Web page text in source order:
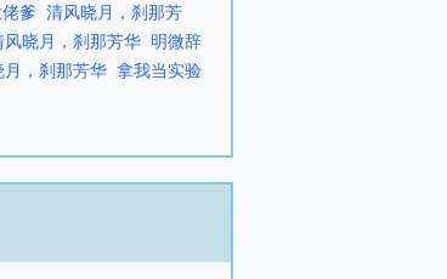
爹 清风晓月，刹那芳
风晓月，刹那芳华 明微辞
月，刹那芳华 拿我当实验